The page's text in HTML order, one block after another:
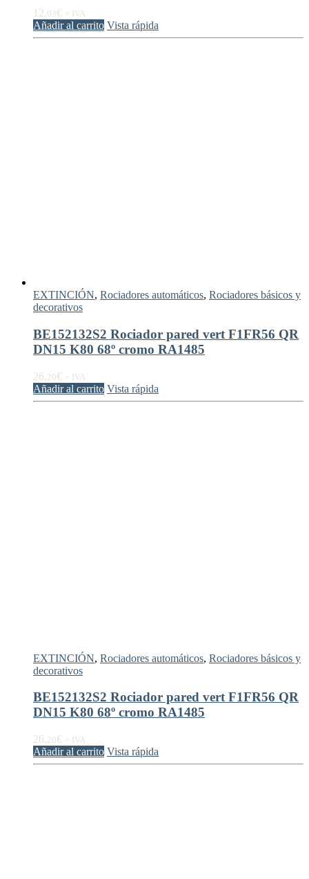
12,03€ + IVA
Añadir al carrito Vista rápida
EXTINCIÓN, Rociadores automáticos, Rociadores básicos y
decorativos
BE152132S2 Rociador pared vert F1FR56 QR
DN15 K80 68º cromo RA1485
26,20€ + IVA
Añadir al carrito Vista rápida
EXTINCIÓN, Rociadores automáticos, Rociadores básicos y
decorativos
BE152132S2 Rociador pared vert F1FR56 QR
DN15 K80 68º cromo RA1485
26,20€ + IVA
Añadir al carrito Vista rápida